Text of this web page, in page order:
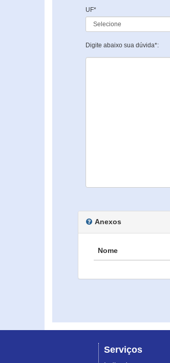
UF*
Digite abaixo sua dúvida*:
Anexos
Nome
Serviços